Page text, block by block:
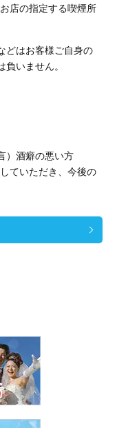
店の指定する喫煙所
どはお客様ご自身の
負いません。
）酒癖の悪い方
ていただき、今後の